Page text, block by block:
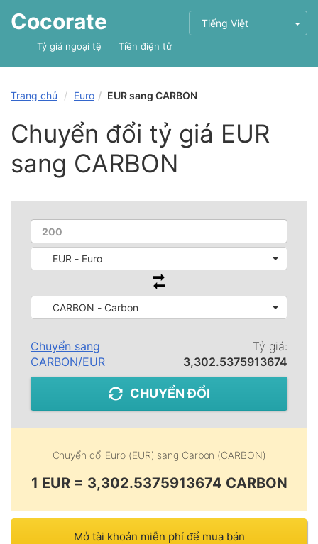
Cocorate Tiếng Việt
Tỷ giá ngoại tệ Tiền điện tử
Trang chủ Euro EUR sang CARBON
Chuyển đổi tỷ giá EUR
sang CARBON
EUR - Euro
CARBON - Carbon
Chuyển sang
CARBON/EUR
Tỷ giá:
3,302.5375913674
CHUYỂN ĐỔI
Chuyển đổi Euro (EUR) sang Carbon (CARBON)
1 EUR = 3,302.5375913674 CARBON
Mở tài khoản miễn phí để mua bán